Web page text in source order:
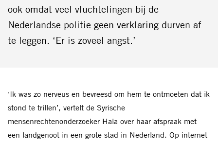
ook omdat veel vluchtelingen bij de
Nederlandse politie geen verklaring durven af
te leggen. ‘Er is zoveel angst.’
‘Ik was zo nerveus en bevreesd om hem te ontmoeten dat ik
stond te trillen’, vertelt de Syrische
mensenrechtenonderzoeker Hala over haar afspraak met
een landgenoot in een grote stad in Nederland. Op internet